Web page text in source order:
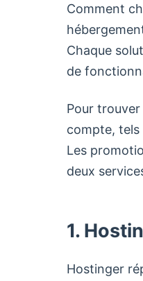
Comment
Chaque
de
Pour
compte, tels
Les
deux
1.
Hostinger